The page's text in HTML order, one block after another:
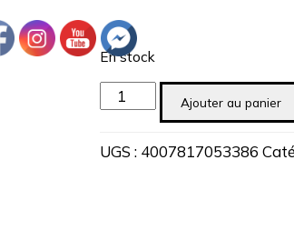
En stock
quantité
de
liquide
Ajouter au panier
UGS : 4007817053386